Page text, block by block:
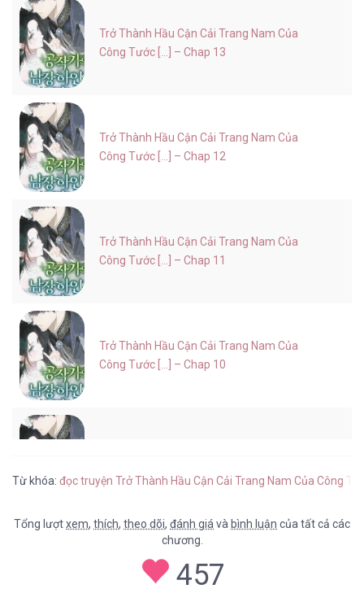
Trở Thành Hầu Cận Cải Trang Nam Của
Công Tước [...] – Chap 13
Trở Thành Hầu Cận Cải Trang Nam Của
Công Tước [...] – Chap 12
Trở Thành Hầu Cận Cải Trang Nam Của
Công Tước [...] – Chap 11
Trở Thành Hầu Cận Cải Trang Nam Của
Công Tước [...] – Chap 10
Công Tước [...] – Chap 8
Từ khóa: đọc truyện Trở Thành Hầu Cận Cải Trang Nam Của Công
Tổng lượtxem, thích, theo dõi, đánh giá và bình luận của tất cả các
chương.
457